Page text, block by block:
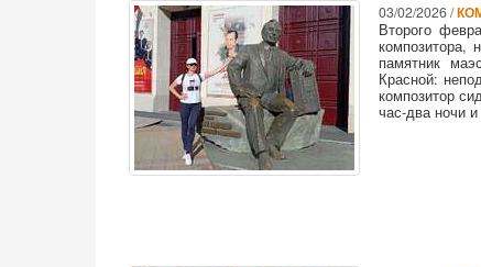
03/02/2026 /
Второго
композитора,
памятник
Красной:
композитор
час-два ночи